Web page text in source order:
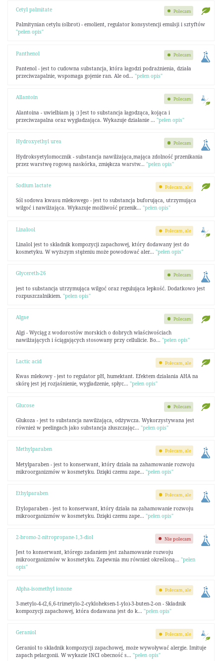
Cetyl palmitate
Palmitynian cetylu (olbrot) - emolient, regulator konsystencji emulsji i sztyftów
"pełen opis"
Polecam
Panthenol
Pantenol - jest to cudowna substancja, która łagodzi podrażnienia, działa
przeciwzapalnie, wspomaga gojenie ran. Ale od... "pełen opis"
Polecam
Allantoin
Alantoina - uwielbiam ją :) Jest to substancja łagodząca, kojąca i
przeciwzapalna oraz wygładzająca. Wykazuje działanie ... "pełen opis"
Polecam
Hydroxyethyl urea
Hydroksyetylomocznik - substancja nawilżająca,mająca zdolność przenikania
przez warstwę rogową naskórka, zmiękcza warstw... "pełen opis"
Polecam
Sodium lactate
Sól sodowa kwasu mlekowego - jest to substancja buforująca, utrzymująca
wilgoć i nawilżająca. Wykazuje możliwość przenik... "pełen opis"
Polecam, ale
Linalool
Linalol jest to składnik kompozycji zapachowej, który dodawany jest do
kosmetyku. W wyższym stężeniu może powodować aler... "pełen opis"
Polecam, ale
Glycereth-26
jest to substancja utrzymująca wilgoć oraz regulująca lepkość. Dodatkowo jest
rozpuszczalnikiem. "pełen opis"
Polecam
Algae
Algi - Wyciąg z wodorostów morskich o dobrych właściwościach
nawilżających i ściągających stosowany przy cellulicie. Bo... "pełen opis"
Polecam
Lactic acid
Kwas mlekowy - jest to regulator pH, humektant. Efektem działania AHA na
skórę jest jej rozjaśnienie, wygładzenie, spłyc... "pełen opis"
Polecam, ale
Glucose
Glukoza - jest to substancja nawilżająca, odżywcza. Wykorzystywana jest
również w peelingach jako substancja złuszczając... "pełen opis"
Polecam
Methylparaben
Metylparaben - jest to konserwant, który działa na zahamowanie rozwoju
mikroorganizmów w kosmetyku. Dzięki czemu zape... "pełen opis"
Polecam, ale
Ethylparaben
Etyloparaben - jest to konserwant, który działa na zahamowanie rozwoju
mikroorganizmów w kosmetyku. Dzięki czemu zape... "pełen opis"
Polecam, ale
2-bromo-2-nitropropane-1,3-diol
Jest to konserwant, którego zadaniem jest zahamowanie rozwoju
mikroorganizmów w kosmetyku. Zapewnia mu również określoną... "pełen
opis"
Nie polecam
Alpha-isomethyl ionone
3-metylo-4-(2,6,6-trimetylo-2-cykloheksen-1-ylo)-3-buten-2-on - Składnik
kompozycji zapachowej, która dodawana jest do k... "pełen opis"
Polecam, ale
Geraniol
Geraniol to składnik kompozycji zapachowej, może wywoływać alergie. Imituje
zapach pelargonii. W wykazie INCI obecność s... "pełen opis"
Polecam, ale